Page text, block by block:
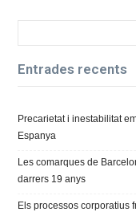
Entrades recents
Precarietat i inestabilitat
Espanya
Les comarques de
darrers 19 anys
Els processos corporatius